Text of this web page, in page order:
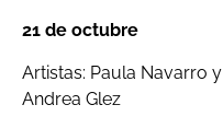
21 de octubre
Artistas: Paula Navarro y
Andrea Glez